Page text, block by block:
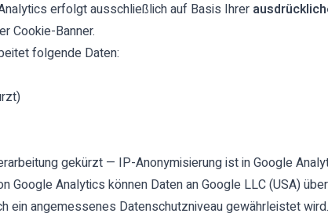
erfolgt ausschließlich auf Basis Ihrer
Cookie-Banner.
folgende Daten:
gekürzt — IP-Anonymisierung ist in Google
Google Analytics können Daten an Google LLC (USA)
ein angemessenes Datenschutzniveau gewährleistet wird.